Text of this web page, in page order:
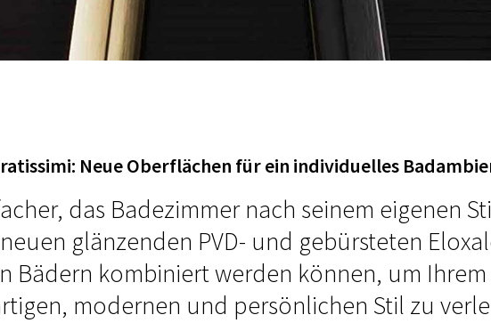
Neue Oberflächen für ein individuelles
das Badezimmer nach seinem eigenen
glänzenden PVD- und gebürsteten
Bädern kombiniert werden können, um Ihrem
modernen und persönlichen Stil zu